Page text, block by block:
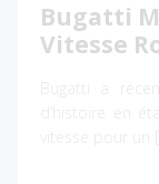
Bugatti
Vitesse